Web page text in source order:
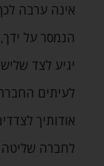
אינה ערבה
הנמסר על
יגיע לצד
לעיתים
אודותיך
לחברה